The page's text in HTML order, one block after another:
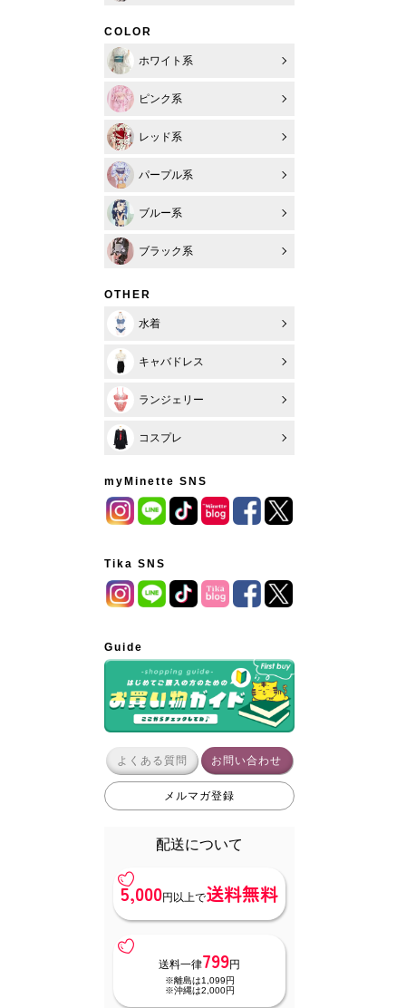
COLOR
ホワイト系
ピンク系
レッド系
パープル系
ブルー系
ブラック系
OTHER
水着
キャバドレス
ランジェリー
コスプレ
myMinette SNS
Tika SNS
Guide
よくある質問 お問い合わせ
メルマガ登録
配送について
5,000円以上で送料無料
送料一律799円
※離島は1,099円
※沖縄は2,000円